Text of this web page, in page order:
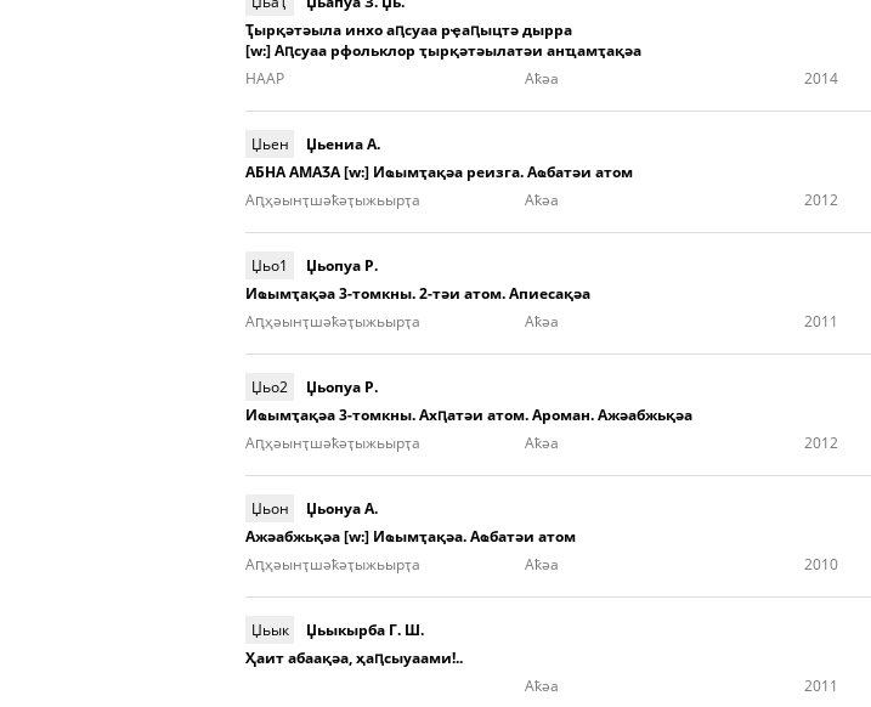
Ҭырқәтәыла инхо аԥсуаа рҿаԥыцтә дырра
[w:] Аԥсуаа рфольклор ҭырқәтәылатәи анҵамҭақәа
НААР
Aҟәа 2014
Џьен
Џьениа А.
АБНА АМАӠА [w:] Иҩымҭақәа реизга. Аҩбатәи атом
Аԥ­ҳәынҭ­шәҟәҭы­жьыp­ҭа
Aҟәа 2012
Џьо1
Џьопуа Р.
Иҩымҭақәа 3-томкны. 2-тәи атом. Апиесақәа
Аԥ­ҳәынҭ­шәҟәҭы­жьыp­ҭа
Aҟәа 2011
Џьо2
Џьопуа Р.
Иҩымҭақәа 3-томкны. Ахԥатәи атом. Ароман. Ажәабжьқәа
Аԥ­ҳәынҭ­шәҟәҭы­жьыp­ҭа
Aҟәа 2012
Џьон
Џьонуа А.
Ажәабжьқәа [w:] Иҩымҭақәа. Аҩбатәи атом
Аԥ­ҳәынҭ­шәҟәҭы­жьыр­ҭa
Aҟәа 2010
Џьык
Џьыкырба Г. Ш.
Ҳаит абаақәа, ҳаԥсыуаами!..
Aҟәа
2011